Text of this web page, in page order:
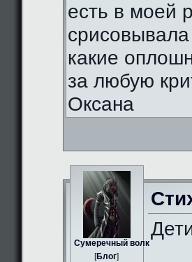
есть в моей
какие
за любую
Оксана
Сумеречный волк
[Блог]